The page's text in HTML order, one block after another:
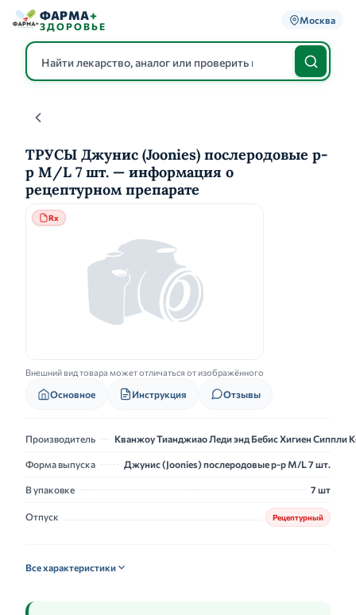
ФАРМА+
ЗДОРОВЬЕ
Москва
Каталог
ТРУСЫ Джунис (Joonies) послеродовые р-
р М/L 7 шт. — информация о
рецептурном препарате
Rx
Внешний вид товара может отличаться от изображённого
Основное Инструкция Отзывы
Производитель Кванжоу Тианджиао Леди энд Бебис Хигиен Сиппли
Форма выпуска Джунис (Joonies) послеродовые р-р М/L 7 шт.
В упаковке 7 шт
Отпуск Рецептурный
Все характеристики